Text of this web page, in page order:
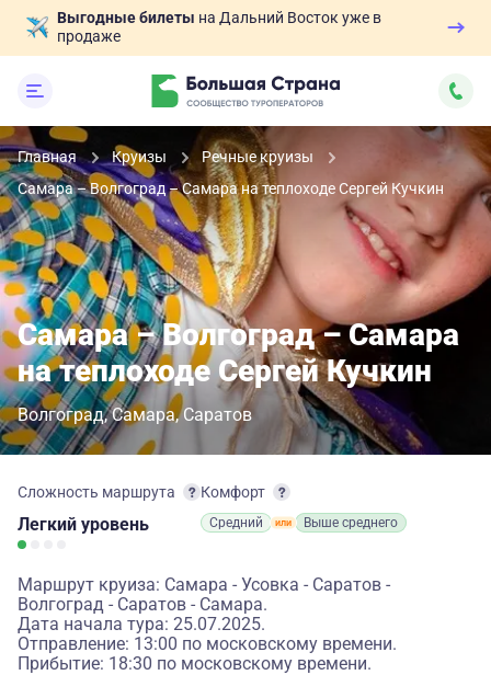
Выгодные билеты на Дальний Восток уже в
продаже
Главная Круизы
Речные круизы
Самара – Волгоград – Самара на теплоходе Сергей Кучкин
Самара – Волгоград – Самара
на теплоходе Сергей Кучкин
Волгоград Самара Саратов
Сложность маршрута
Легкий уровень
Комфорт
Средний Выше среднего
Маршрут круиза: Самара - Усовка - Саратов -
Волгоград - Саратов - Самара.
Дата начала тура: 25.07.2025.
Отправление: 13:00 по московскому времени.
Прибытие: 18:30 по московскому времени.